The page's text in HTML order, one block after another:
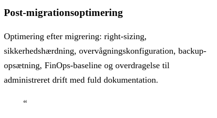
Post-migrationsoptimering
Optimering efter migrering: right-sizing,
sikkerhedshærdning, overvågningskonfiguration, backup-
opsætning, FinOps-baseline og overdragelse til
administreret drift med fuld dokumentation.
“